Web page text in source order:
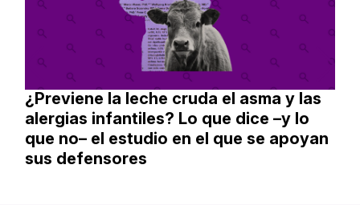
¿Previene la leche cruda el asma y las
alergias infantiles? Lo que dice –y lo
que no– el estudio en el que se apoyan
sus defensores